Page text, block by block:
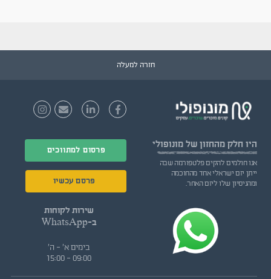
חזרה למעלה
היו חלק מהחזון של מונופולי
אנו חולמים להקים פלטפורמה שבה
ייתן יזם ישראלי אחד מהחוכמה
ומהניסיון שלו ליזם האחר.
פרסום למתווכים
פרסם עכשיו
שירות לקוחות
ב-WhatsApp
בימים א' - ה'
09:00 - 15:00